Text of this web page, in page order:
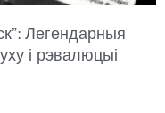
Легендарныя
і рэвалюцыі